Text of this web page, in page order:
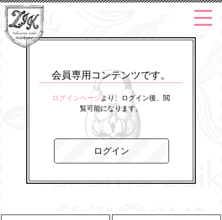
会員専用コンテンツです。
ログインページより、ログイン後、閲
覧可能になります。
ログイン